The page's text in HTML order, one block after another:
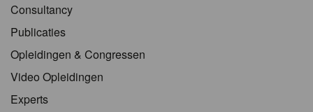
Consultancy
Publicaties
Opleidingen & Congressen
Video Opleidingen
Experts